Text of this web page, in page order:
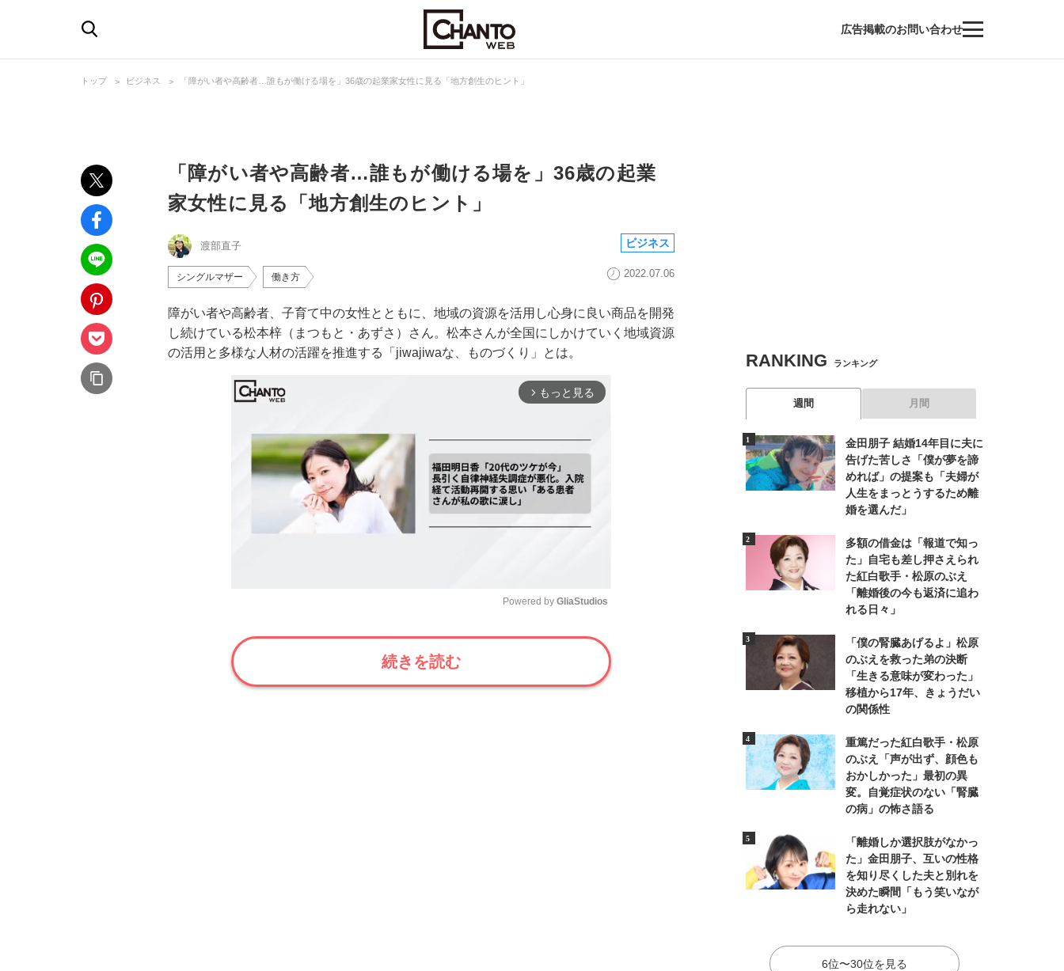
広告掲載のお問い合わせ
トップ ビジネス 「障がい者や高齢者…誰もが働ける場を」36歳の起業家女性に見る「地方創生のヒント」
「障がい者や高齢者…誰もが働ける場を」36歳の起業
家女性に見る「地方創生のヒント」
渡部直子 ビジネス
シングルマザー 働き方 2022.07.06
障がい者や高齢者、子育て中の女性とともに、地域の資源を活用し心身に良い商品を開発
し続けている松本梓（まつもと・あずさ）さん。松本さんが全国にしかけていく地域資源
の活用と多様な人材の活躍を推進する「jiwajiwaな、ものづくり」とは。
arrow_forward_ios もっと見る
Powered by GliaStudios
続きを読む
RANKING ランキング
週間 月間
金田朋子 結婚14年目に夫に
告げた苦しさ「僕が夢を諦
めれば」の提案も「夫婦が
人生をまっとうするため離
婚を選んだ」
多額の借金は「報道で知っ
た」自宅も差し押さえられ
た紅白歌手・松原のぶえ
「離婚後の今も返済に追わ
れる日々」
「僕の腎臓あげるよ」松原
のぶえを救った弟の決断
「生きる意味が変わった」
移植から17年、きょうだい
の関係性
重篤だった紅白歌手・松原
のぶえ「声が出ず、顔色も
おかしかった」最初の異
変。自覚症状のない「腎臓
の病」の怖さ語る
「離婚しか選択肢がなかっ
た」金田朋子、互いの性格
を知り尽くした夫と別れを
決めた瞬間「もう笑いなが
ら走れない」
6位〜30位を見る